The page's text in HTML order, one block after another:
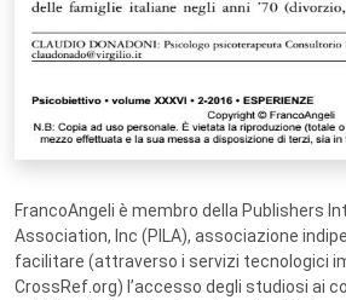
FrancoAngeli è membro della Publishers
Association, Inc (PILA), associazione
facilitare (attraverso i servizi tecnologici
CrossRef.org) l’accesso degli studiosi ai